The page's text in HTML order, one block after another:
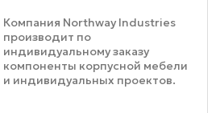
Компания Northway Industries
производит по
индивидуальному заказу
компоненты корпусной мебели
и индивидуальных проектов.